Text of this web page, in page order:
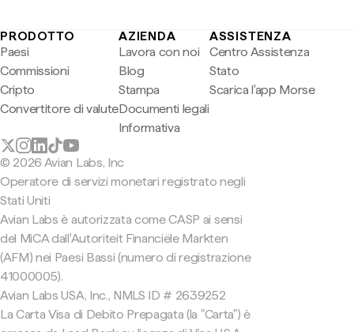
PRODOTTO
Paesi
Commissioni
Cripto
Convertitore di valute
AZIENDA
Lavora con noi
Blog
Stampa
Documenti legali
Informativa
ASSISTENZA
Centro Assistenza
Stato
Scarica l'app Morse
© 2026 Avian Labs, Inc
Operatore di servizi monetari registrato negli
Stati Uniti
Avian Labs è autorizzata come CASP ai sensi
del MiCA dall'Autoriteit Financiële Markten
(AFM) nei Paesi Bassi (numero di registrazione
41000005).
Avian Labs USA, Inc., NMLS ID # 2639252
La Carta Visa di Debito Prepagata (la "Carta") è